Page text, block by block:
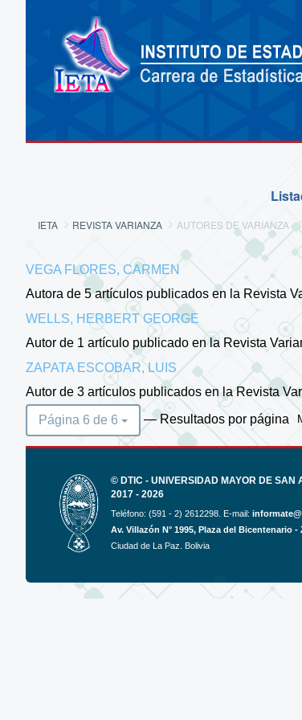
IETA REVISTA VARIANZA AUTORES DE VARIANZA
VEGA FLORES, CARMEN
Autora de 5 artículos publicados en la Revista
WELLS, HERBERT GEORGE
Autor de 1 artículo publicado en la Revista
ZAPATA ESCOBAR, LUIS
Autor de 3 artículos publicados en la Revista
Página 6 de 6 — Resultados por página
© DTIC - UNIVERSIDAD MAYOR DE SAN
2017 - 2026
Teléfono: (591 - 2) 2612298. E-mail:
Av. Villazón N° 1995, Plaza del Bicentenario -
Ciudad de La Paz. Bolivia